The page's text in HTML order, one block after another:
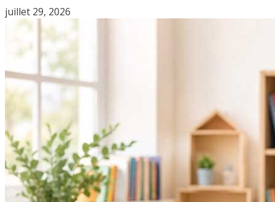
juillet 29, 2026